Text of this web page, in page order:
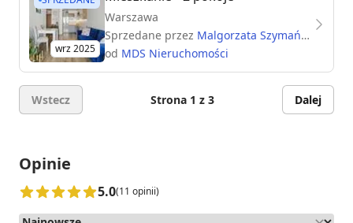
wrz 2025
Warszawa
Sprzedane przez Malgorzata Szymańska
od MDS Nieruchomości
Wstecz Strona 1 z 3 Dalej
Opinie
5.0(11 opinii)